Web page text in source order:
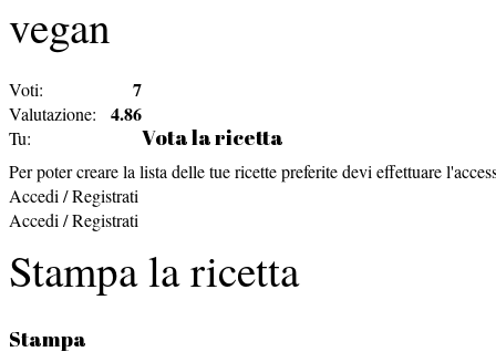
vegan
Voti: 7
Valutazione: 4.86
Tu: Vota la ricetta
Per poter creare la lista delle tue ricette preferite devi effettuare
Accedi / Registrati
Accedi / Registrati
Stampa la ricetta
Stampa